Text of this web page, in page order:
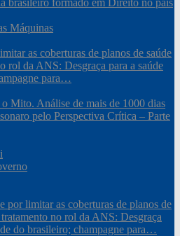
brasileiro formado em Direito no país
Máquinas
as coberturas de planos de saúde
rol da ANS: Desgraça para a saúde
para…
Mito. Análise de mais de 1000 dias
pelo Perspectiva Crítica – Parte
por limitar as coberturas de planos de
tratamento no rol da ANS: Desgraça
do brasileiro; champagne para…